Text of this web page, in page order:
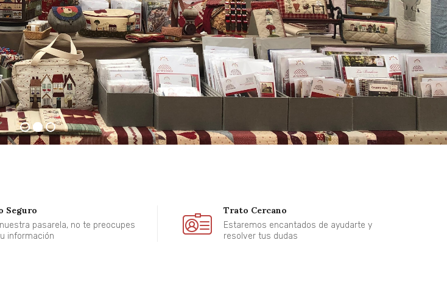
Seguro
pasarela, no te preocupes
información
Trato Cercano
Estaremos encantados de ayudarte y
resolver tus dudas